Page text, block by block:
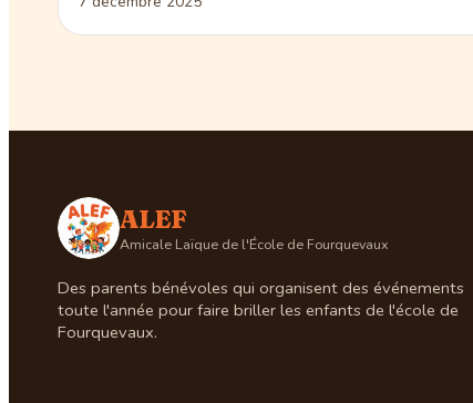
ALEF
Amicale Laïque de l'École de Fourquevaux
Des parents bénévoles qui organisent des événements
toute l'année pour faire briller les enfants de l'école de
Fourquevaux.